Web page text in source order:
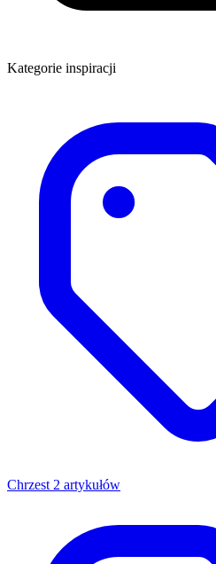
Kategorie inspiracji
Chrzest 2 artykułów